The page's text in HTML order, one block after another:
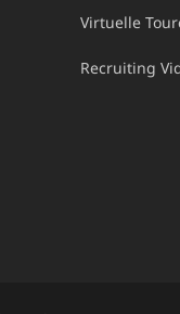
Virtuelle
Recruiting